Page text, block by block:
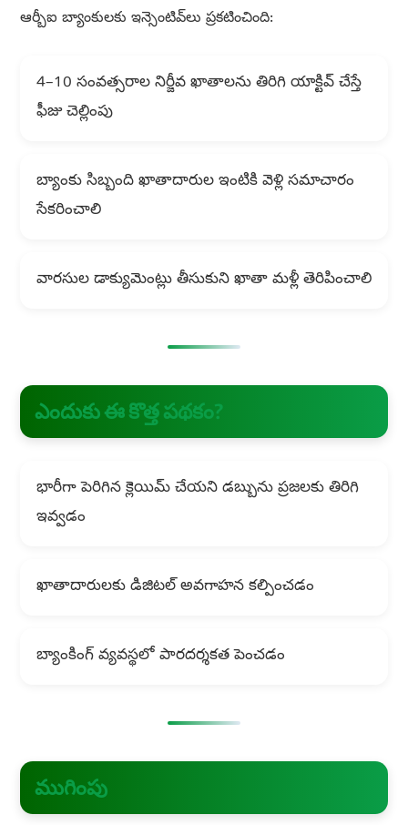
ఆర్బీఐ బ్యాంకులకు ఇన్సెంటివ్‌లు ప్రకటించింది:
4–10 సంవత్సరాల నిర్జీవ ఖాతాలను తిరిగి యాక్టివ్ చేస్తే
ఫీజు చెల్లింపు
బ్యాంకు సిబ్బంది ఖాతాదారుల ఇంటికి వెళ్లి సమాచారం
సేకరించాలి
వారసుల డాక్యుమెంట్లు తీసుకుని ఖాతా మళ్లీ తెరిపించాలి
ఎందుకు ఈ కొత్త పథకం?
భారీగా పెరిగిన క్లెయిమ్ చేయని డబ్బును ప్రజలకు తిరిగి
ఇవ్వడం
ఖాతాదారులకు డిజిటల్ అవగాహన కల్పించడం
బ్యాంకింగ్ వ్యవస్థలో పారదర్శకత పెంచడం
ముగింపు